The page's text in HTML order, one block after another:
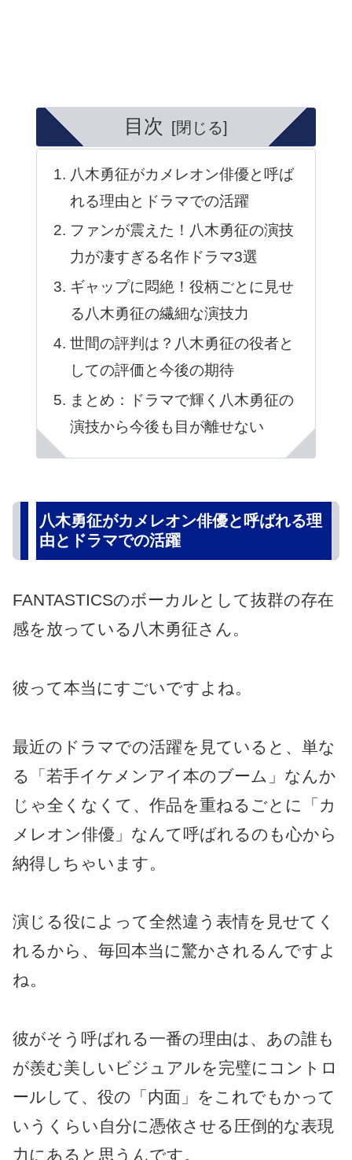
目次
八木勇征がカメレオン俳優と呼ば
れる理由とドラマでの活躍
ファンが震えた！八木勇征の演技
力が凄すぎる名作ドラマ3選
ギャップに悶絶！役柄ごとに見せ
る八木勇征の繊細な演技力
世間の評判は？八木勇征の役者と
しての評価と今後の期待
まとめ：ドラマで輝く八木勇征の
演技から今後も目が離せない
八木勇征がカメレオン俳優と呼ばれる理
由とドラマでの活躍
FANTASTICSのボーカルとして抜群の存在
感を放っている八木勇征さん。
彼って本当にすごいですよね。
最近のドラマでの活躍を見ていると、単な
る「若手イケメンアイ本のブーム」なんか
じゃ全くなくて、作品を重ねるごとに「カ
メレオン俳優」なんて呼ばれるのも心から
納得しちゃいます。
演じる役によって全然違う表情を見せてく
れるから、毎回本当に驚かされるんですよ
ね。
彼がそう呼ばれる一番の理由は、あの誰も
が羨む美しいビジュアルを完璧にコントロ
ールして、役の「内面」をこれでもかって
いうくらい自分に憑依させる圧倒的な表現
力にあると思うんです。